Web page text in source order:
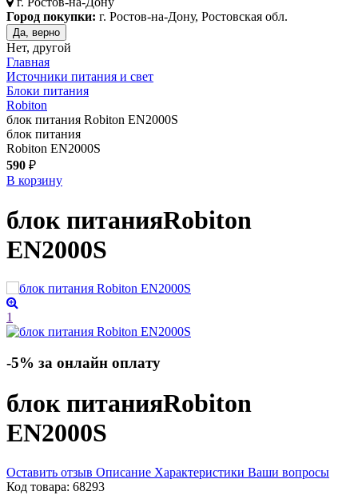
Город покупки: г. Ростов-на-Дону, Ростовская обл.
Да, верно
Нет, другой
Главная
Источники питания и свет
Блоки питания
Robiton
блок питания Robiton EN2000S
блок питания
Robiton EN2000S
590 ₽
В корзину
блок питанияRobiton
EN2000S
1
-5% за онлайн оплату
блок питанияRobiton
EN2000S
Оставить отзыв Описание Характеристики Ваши вопросы
Код товара: 68293